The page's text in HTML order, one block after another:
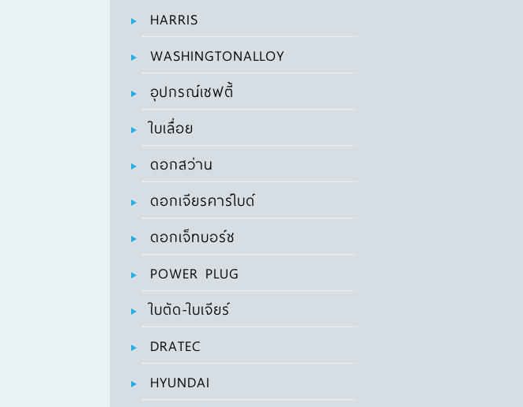
HARRIS
WASHINGTONALLOY
อุปกรณ์เซฟตี้
ใบเลื่อย
ดอกสว่าน
ดอกเจียรคาร์ไบด์
ดอกเจ็ทบอร์ช
POWER PLUG
ใบตัด-ใบเจียร์
DRATEC
HYUNDAI